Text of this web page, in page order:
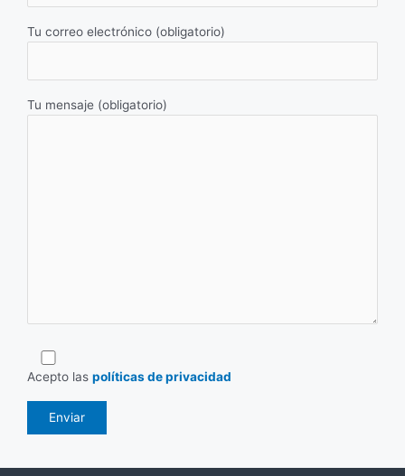
Tu correo electrónico (obligatorio)
Tu mensaje (obligatorio)
Acepto las políticas de privacidad